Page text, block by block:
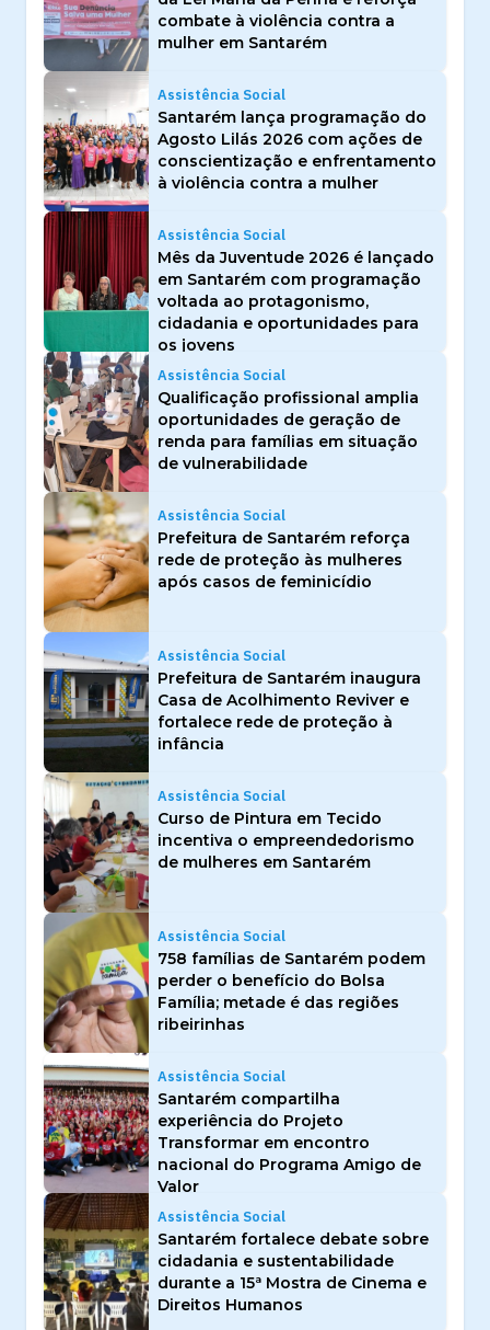
combate à violência contra a
mulher em Santarém
Assistência Social
Santarém lança programação do
Agosto Lilás 2026 com ações de
conscientização e enfrentamento
à violência contra a mulher
Assistência Social
Mês da Juventude 2026 é lançado
em Santarém com programação
voltada ao protagonismo,
cidadania e oportunidades para
os jovens
Assistência Social
Qualificação profissional amplia
oportunidades de geração de
renda para famílias em situação
de vulnerabilidade
Assistência Social
Prefeitura de Santarém reforça
rede de proteção às mulheres
após casos de feminicídio
Assistência Social
Prefeitura de Santarém inaugura
Casa de Acolhimento Reviver e
fortalece rede de proteção à
infância
Assistência Social
Curso de Pintura em Tecido
incentiva o empreendedorismo
de mulheres em Santarém
Assistência Social
758 famílias de Santarém podem
perder o benefício do Bolsa
Família; metade é das regiões
ribeirinhas
Assistência Social
Santarém compartilha
experiência do Projeto
Transformar em encontro
nacional do Programa Amigo de
Valor
Assistência Social
Santarém fortalece debate sobre
cidadania e sustentabilidade
durante a 15ª Mostra de Cinema e
Direitos Humanos